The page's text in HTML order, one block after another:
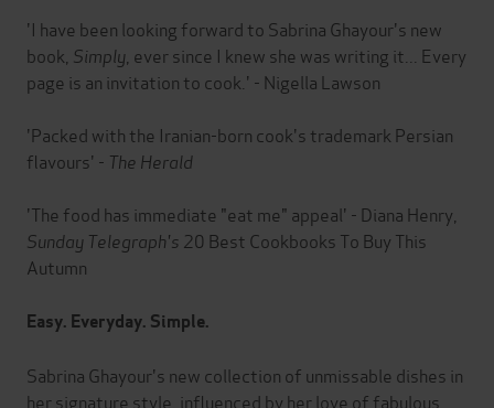
'I have been looking forward to Sabrina Ghayour's new
book, Simply , ever since I knew she was writing it... Every
page is an invitation to cook.' - Nigella Lawson
'Packed with the Iranian-born cook's trademark Persian
flavours' - The Herald
'The food has immediate "eat me" appeal' - Diana Henry,
Sunday Telegraph's 20 Best Cookbooks To Buy This
Autumn
Easy. Everyday. Simple.
Sabrina Ghayour's new collection of unmissable dishes in
her signature style, influenced by her love of fabulous